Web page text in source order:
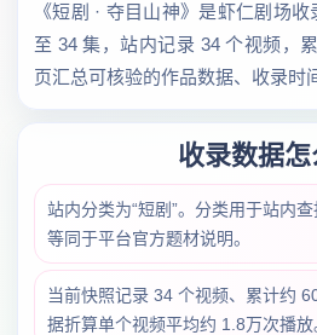
《短剧 · 夺目山神》是虾仁剧场
至 34 集，站内记录 34 个视频，
页汇总可核验的作品数据、收录时
收录数据
站内分类为“短剧”。分类用于站内
等同于平台官方题材说明。
当前快照记录 34 个视频、累计约
据折算单个视频平均约 1.8万次播放